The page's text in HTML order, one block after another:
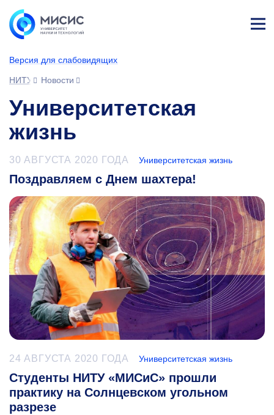
Версия для слабовидящих
НИТУ МИСИС
Новости
Университетская
жизнь
30 АВГУСТА 2020 ГОДА Университетская жизнь
Поздравляем с Днем шахтера!
24 АВГУСТА 2020 ГОДА Университетская жизнь
Студенты НИТУ «МИСиС» прошли
практику на Солнцевском угольном
разрезе